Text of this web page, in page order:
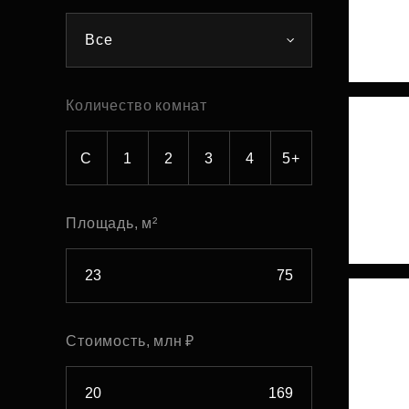
Все
Количество комнат
С 1 2 3 4 5+
Площадь, м²
Стоимость, млн ₽